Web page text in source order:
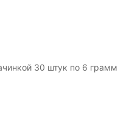
30 штук по 6 грамм